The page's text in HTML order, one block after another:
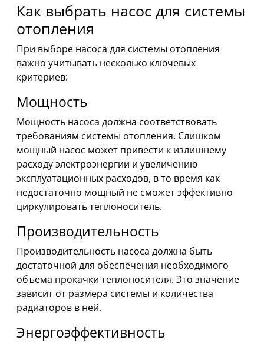
Как выбрать насос для системы
отопления
При выборе насоса для системы отопления
важно учитывать несколько ключевых
критериев:
Мощность
Мощность насоса должна соответствовать
требованиям системы отопления. Слишком
мощный насос может привести к излишнему
расходу электроэнергии и увеличению
эксплуатационных расходов, в то время как
недостаточно мощный не сможет эффективно
циркулировать теплоноситель.
Производительность
Производительность насоса должна быть
достаточной для обеспечения необходимого
объема прокачки теплоносителя. Это значение
зависит от размера системы и количества
радиаторов в ней.
Энергоэффективность